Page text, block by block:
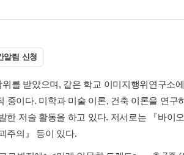
알림 신청
를 받았으며, 같은 학교 이미지행위연구소
중이다. 미학과 미술 이론, 건축 이론을 연구
한 저술 활동을 하고 있다. 저서로는 『바이
주의』 등이 있다.